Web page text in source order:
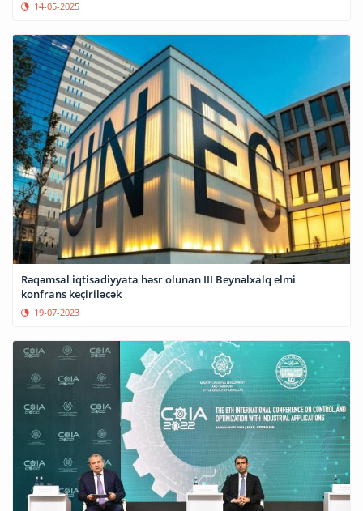
14-05-2025
Rəqəmsal iqtisadiyyata həsr olunan III Beynəlxalq elmi
konfrans keçiriləcək
19-07-2023